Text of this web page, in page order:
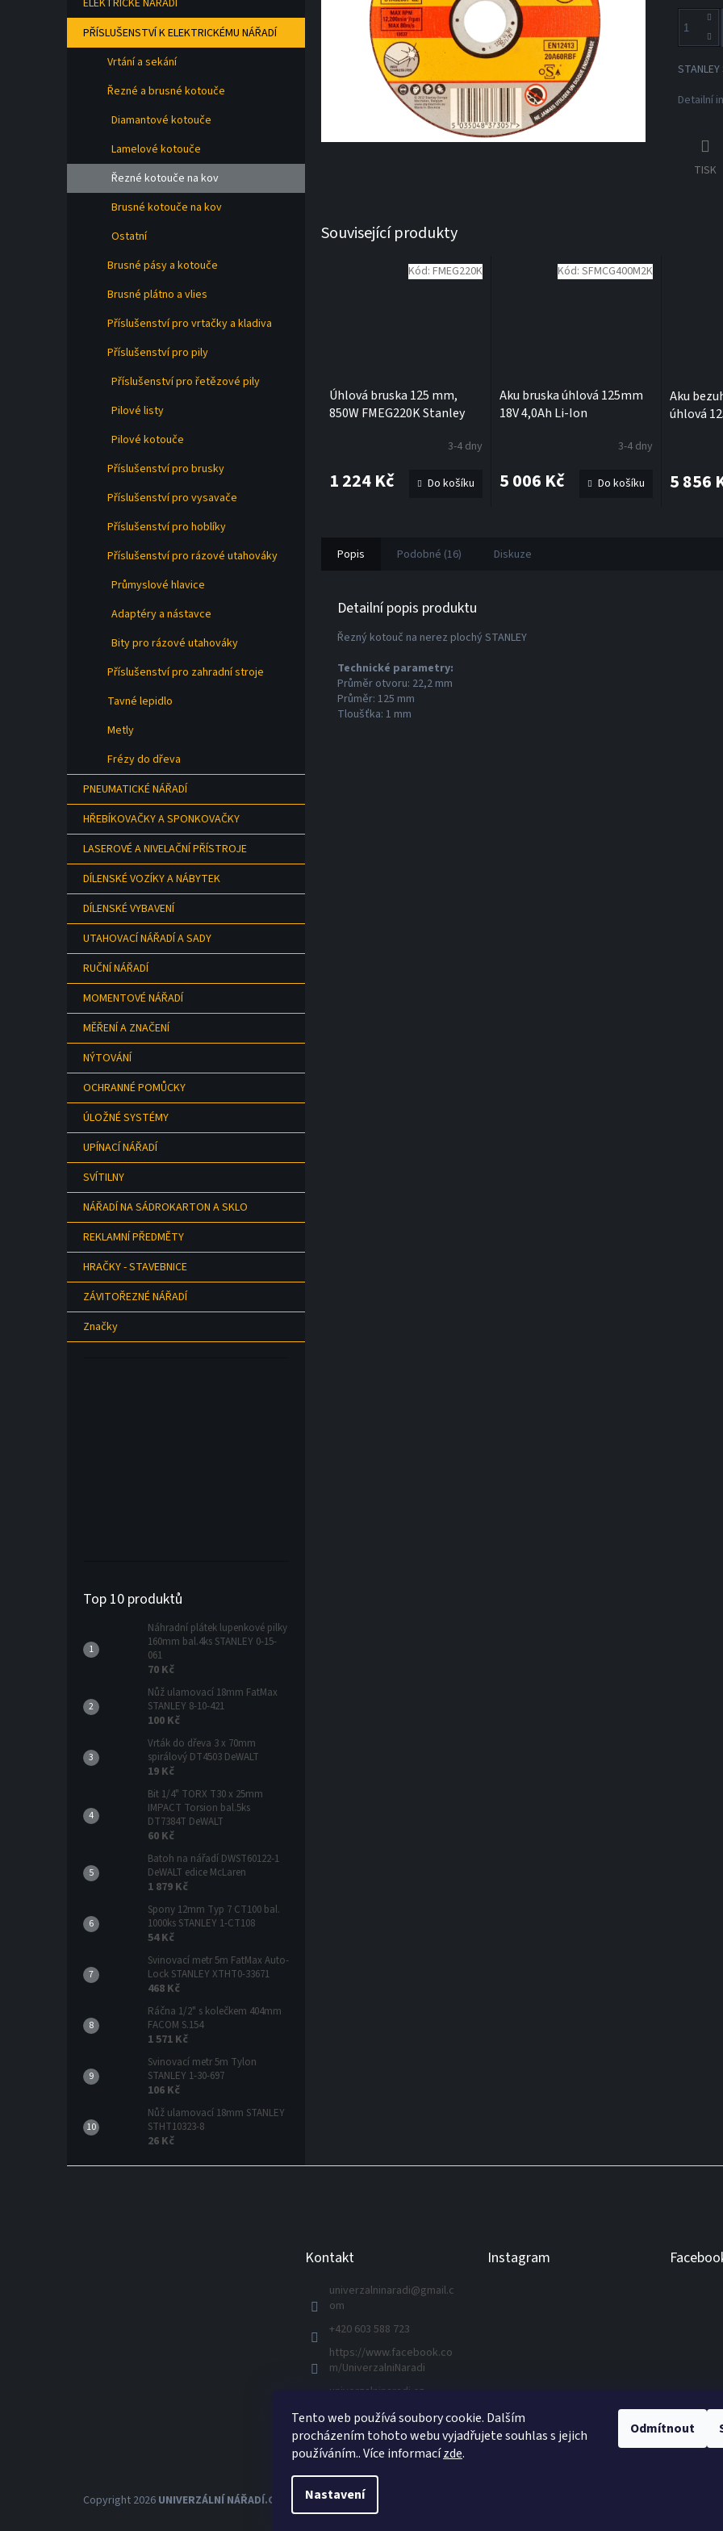
Tento web používá soubory cookie. Dalším
procházením tohoto webu vyjadřujete souhlas s jejich
používáním.. Více informacízde.
Nastavení
Odmítnout
e
ELEKTRICKÉ NÁŘADÍ
PŘÍSLUŠENSTVÍ K ELEKTRICKÉMU NÁŘADÍ
Vrtání a sekání
Řezné a brusné kotouče
Diamantové kotouče
Lamelové kotouče
Řezné kotouče na kov
Brusné kotouče na kov
Ostatní
Brusné pásy a kotouče
Brusné plátno a vlies
Příslušenství pro vrtačky a kladiva
Příslušenství pro pily
Příslušenství pro řetězové pily
Pilové listy
Pilové kotouče
Příslušenství pro brusky
Příslušenství pro vysavače
Příslušenství pro hoblíky
Příslušenství pro rázové utahováky
Průmyslové hlavice
Adaptéry a nástavce
Bity pro rázové utahováky
Příslušenství pro zahradní stroje
Tavné lepidlo
Metly
Frézy do dřeva
PNEUMATICKÉ NÁŘADÍ
HŘEBÍKOVAČKY A SPONKOVAČKY
LASEROVÉ A NIVELAČNÍ PŘÍSTROJE
DÍLENSKÉ VOZÍKY A NÁBYTEK
DÍLENSKÉ VYBAVENÍ
UTAHOVACÍ NÁŘADÍ A SADY
RUČNÍ NÁŘADÍ
MOMENTOVÉ NÁŘADÍ
MĚŘENÍ A ZNAČENÍ
NÝTOVÁNÍ
OCHRANNÉ POMŮCKY
ÚLOŽNÉ SYSTÉMY
UPÍNACÍ NÁŘADÍ
SVÍTILNY
NÁŘADÍ NA SÁDROKARTON A SKLO
REKLAMNÍ PŘEDMĚTY
HRAČKY - STAVEBNICE
ZÁVITOŘEZNÉ NÁŘADÍ
Značky
Top 10 produktů
Náhradní plátek lupenkové pilky
160mm bal.4ks STANLEY 0-15-
061
70 Kč
Nůž ulamovací 18mm FatMax
STANLEY 8-10-421
100 Kč
Vrták do dřeva 3 x 70mm
spirálový DT4503 DeWALT
19 Kč
Bit 1/4" TORX T30 x 25mm
IMPACT Torsion bal.5ks
DT7384T DeWALT
60 Kč
Batoh na nářadí DWST60122-1
DeWALT edice McLaren
1 879 Kč
Spony 12mm Typ 7 CT100 bal.
1000ks STANLEY 1-CT108
54 Kč
Svinovací metr 5m FatMax Auto-
Lock STANLEY XTHT0-33671
468 Kč
Ráčna 1/2" s kolečkem 404mm
FACOM S.154
1 571 Kč
Svinovací metr 5m Tylon
STANLEY 1-30-697
106 Kč
Nůž ulamovací 18mm STANLEY
STHT10323-8
26 Kč
Detailní
TISK
Související produkty
Úhlová bruska 125 mm,
850W FMEG220K Stanley
3-4 dny
1 224 Kč Do košíku
Kód: FMEG220K
Aku bruska úhlová 125mm
18V 4,0Ah Li-Ion
3-4 dny
5 006 Kč Do košíku
Kód: SFMCG400M2K
Aku
úhlová
5 856
Popis Podobné (16) Diskuze
Detailní popis produktu
Řezný kotouč na nerez plochý STANLEY
Technické parametry:
Průměr otvoru: 22,2 mm
Průměr: 125 mm
Tloušťka: 1 mm
Kontakt
univerzalninaradi@gmail.c
om
+420 603 588 723
https://www.facebook.co
m/UniverzalniNaradi
univerzalninaradi.cz
Instagram
Sledovat na Instagramu
Copyright 2026 UNIVERZÁLNÍ NÁŘADÍ.CZ s.r.o.. Všechna práva vyhrazena.